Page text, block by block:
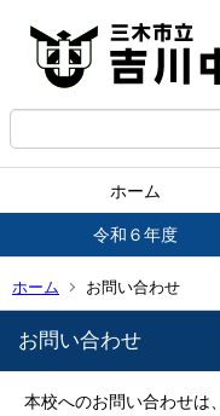
ホーム
令和６年度
ホーム お問い合わせ
お問い合わせ
本校へのお問い合わせは